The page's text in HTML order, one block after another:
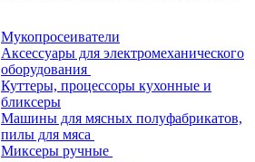
Мукопросеиватели
Аксессуары для электромеханического
оборудования
Куттеры, процессоры кухонные и
бликсеры
Машины для мясных полуфабрикатов,
пилы для мяса
Миксеры ручные